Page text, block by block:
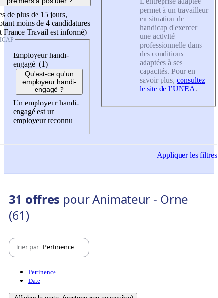
de plus de 15 jours,
moins de 4 candidatures
France Travail est informé)
Employeur handi-
engagé (1)
Qu'est-ce qu'un
employeur handi-
engagé ?
Un employeur handi-
engagé est un
employeur reconnu
permet à un travailleur
en situation de
handicap d'exercer
une activité
professionnelle dans
des conditions
adaptées à ses
capacités. Pour en
savoir plus, consultez
le site de l’UNEA.
Appliquerles filtres
31 offres pour Animateur - Orne
(61)
Trier par Pertinence
Pertinence
Date